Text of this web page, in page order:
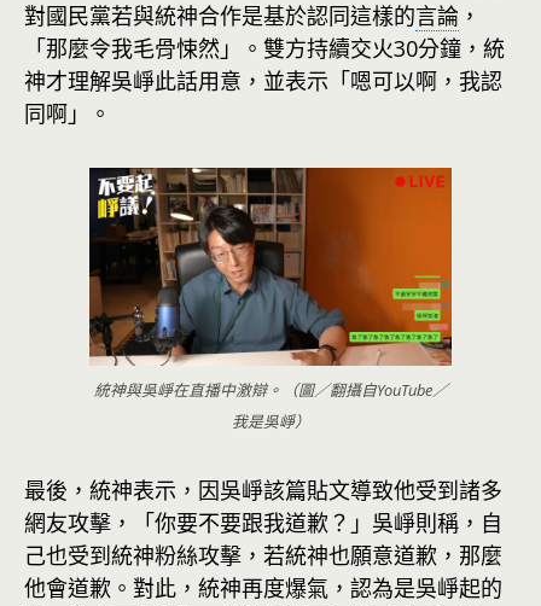
對國民黨若與統神合作是基於認同這樣的言論 ，
「那麼令我毛骨悚然」。雙方持續交火30分鐘，統
神才理解吳崢此話用意，並表示「嗯可以啊，我認
同啊」。
統神與吳崢在直播中激辯。（圖／翻攝自YouTube／
我是吳崢）
最後，統神表示，因吳崢該篇貼文導致他受到諸多
網友攻擊，「你要不要跟我道歉？」吳崢則稱，自
己也受到統神粉絲攻擊，若統神也願意道歉，那麼
他會道歉。對此，統神再度爆氣，認為是吳崢起的